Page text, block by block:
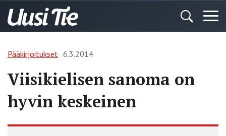
Pääkirjoitukset 6.3.2014
Viisikielisen sanoma on
hyvin keskeinen